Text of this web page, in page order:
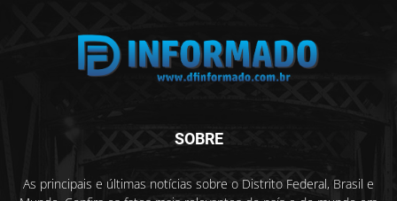
SOBRE
As principais e últimas notícias sobre o Distrito Federal, Brasil e